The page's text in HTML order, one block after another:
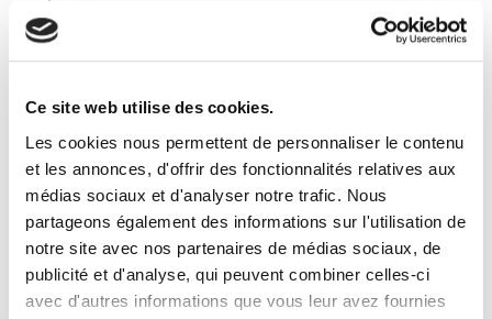
Ce site web utilise des cookies.
Les cookies nous permettent de personnaliser le contenu
et les annonces, d'offrir des fonctionnalités relatives aux
médias sociaux et d'analyser notre trafic. Nous
partageons également des informations sur l'utilisation de
notre site avec nos partenaires de médias sociaux, de
publicité et d'analyse, qui peuvent combiner celles-ci
avec d'autres informations que vous leur avez fournies
APICIL TRANSVERSE – Association de moyens du
Groupe APICIL régie par la loi du 1er juillet 1901,
enregistrée sous le numéro SIREN 417 591 971, ayant son
69003 Lyon.
GRESHAM Banque – Société anonyme à directoire et
conseil de surveillance au capital de 8 997 634€,
immatriculée au RCS de Paris sous le numéro 341 911 576,
dont le siège social est situé 20 rue de la Baume – CS
10020 – 75383 Paris CEDEX 08. Établissement de
Crédit n°14.120 soumis au contrôle de l’ACPR 4, place
de Budapest – CS 92459 –75436 Paris Cedex 09.
Mars 2025 – N° FCR : ER25/FCR0099 –